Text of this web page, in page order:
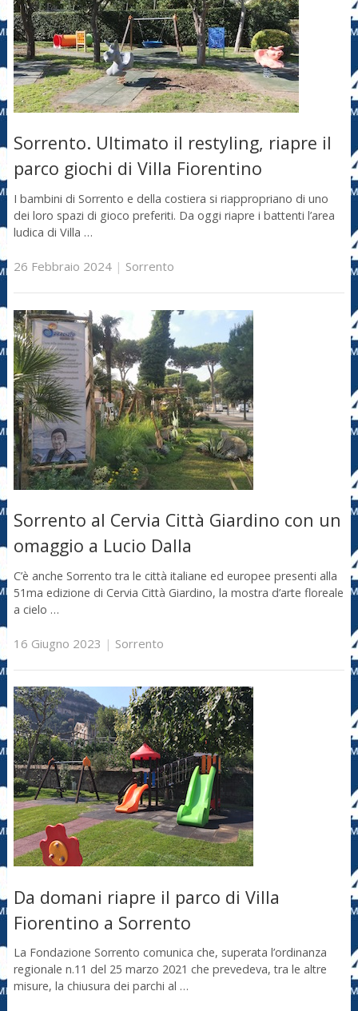
Sorrento. Ultimato il restyling, riapre il
parco giochi di Villa Fiorentino
I bambini di Sorrento e della costiera si riappropriano di uno
dei loro spazi di gioco preferiti. Da oggi riapre i battenti l’area
ludica di Villa …
26 Febbraio 2024| Sorrento
Sorrento al Cervia Città Giardino con un
omaggio a Lucio Dalla
C’è anche Sorrento tra le città italiane ed europee presenti alla
51ma edizione di Cervia Città Giardino, la mostra d’arte floreale
a cielo …
16 Giugno 2023 | Sorrento
Da domani riapre il parco di Villa
Fiorentino a Sorrento
La Fondazione Sorrento comunica che, superata l’ordinanza
regionale n.11 del 25 marzo 2021 che prevedeva, tra le altre
misure, la chiusura dei parchi al …